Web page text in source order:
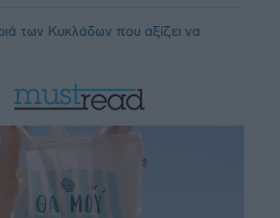
των Κυκλάδων που αξίζει να